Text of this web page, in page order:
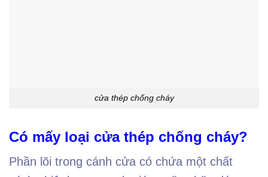
cửa thép chống cháy
Có mấy loại cửa thép chống cháy?
Phần lõi trong cánh cửa có chứa một chất